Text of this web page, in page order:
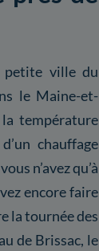
petite ville du
le Maine-et-
température
chauffage
n’avez qu’à
encore faire
la tournée des
de Brissac, le